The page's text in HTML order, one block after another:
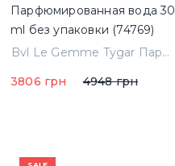
Парфюмированная вода 30
ml без упаковки (74769)
Bvl Le Gemme Tygar Парфюмированная вода 30 ml без упаковки (74769)
3806 грн
4948 грн